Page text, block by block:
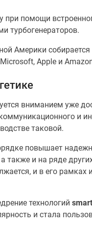
помощи
турбогенераторов.
Америки
Apple и
вниманием уже
и
таковой.
повышает
также и на ряде
и в его
технологий
и стала